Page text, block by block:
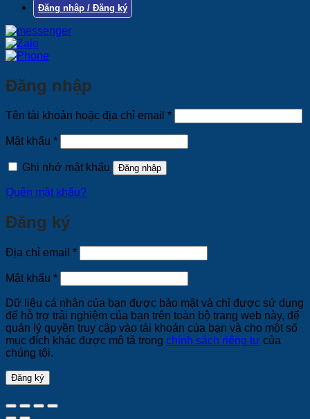
Đăng nhập / Đăng ký
Đăng nhập
Tên tài khoản hoặc địa chỉ email *Bắt
buộc
Mật khẩu *Bắt
buộc
Ghi nhớ mật khẩu
Đăng nhập
Quên mật khẩu?
Đăng ký
Địa chỉ email *Bắt
buộc
Mật khẩu *Bắt
buộc
Dữ liệu cá nhân của bạn được bảo mật và chỉ được sử dụng
để hỗ trợ trải nghiệm của bạn trên toàn bộ trang web này, để
quản lý quyền truy cập vào tài khoản của bạn và cho một số
mục đích khác được mô tả trong chính sách riêng tư của
chúng tôi.
Đăng ký